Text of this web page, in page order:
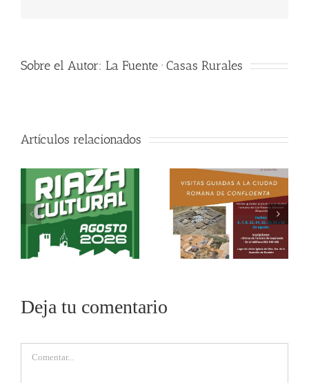
Sobre el Autor: La Fuente · Casas Rurales
Artículos relacionados
Deja tu comentario